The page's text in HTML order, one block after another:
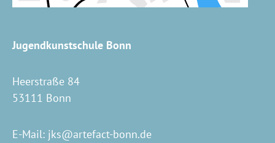
Jugendkunstschule Bonn
Heerstraße 84
53111 Bonn
E-Mail: jks@artefact-bonn.de